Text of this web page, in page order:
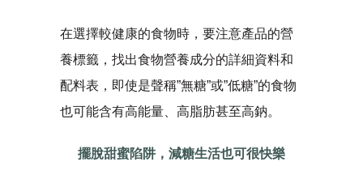
在選擇較健康的食物時，要注意產品的營
養標籤，找出食物營養成分的詳細資料和
配料表，即使是聲稱”無糖”或”低糖”的食物
也可能含有高能量、高脂肪甚至高鈉。
擺脫甜蜜陷阱，減糖生活也可很快樂